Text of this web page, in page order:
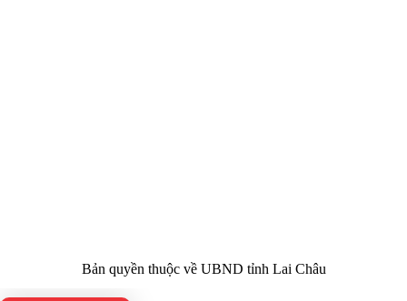
Bản quyền thuộc về UBND tỉnh Lai Châu